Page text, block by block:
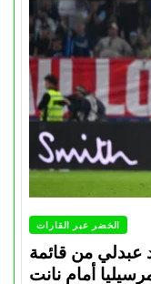
الخضر عبر القارات
عبدلي من قائمة
أمام نانت